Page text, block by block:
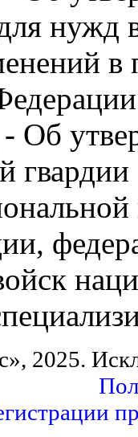
нужд
- Об
2025.